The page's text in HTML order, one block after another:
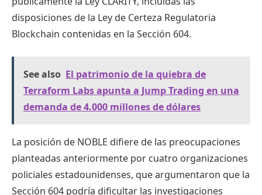
disposiciones de la Ley de Certeza Regulatoria
Blockchain contenidas en la Sección 604.
See also El patrimonio de la quiebra de
Terraform Labs apunta a Jump Trading en una
demanda de 4.000 millones de dólares
La posición de NOBLE difiere de las preocupaciones
planteadas anteriormente por cuatro organizaciones
policiales estadounidenses, que argumentaron que la
Sección 604 podría dificultar las investigaciones